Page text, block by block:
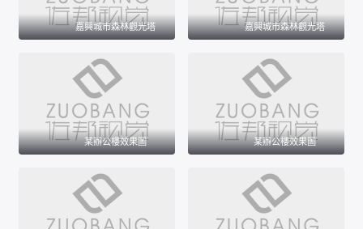
嘉興城市森林觀光塔 嘉興城市森林觀光塔
某辦公樓效果圖 某辦公樓效果圖